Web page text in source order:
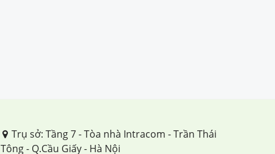
Trụ sở: Tầng 7 - Tòa nhà Intracom - Trần Thái
Tông - Q.Cầu Giấy - Hà Nội